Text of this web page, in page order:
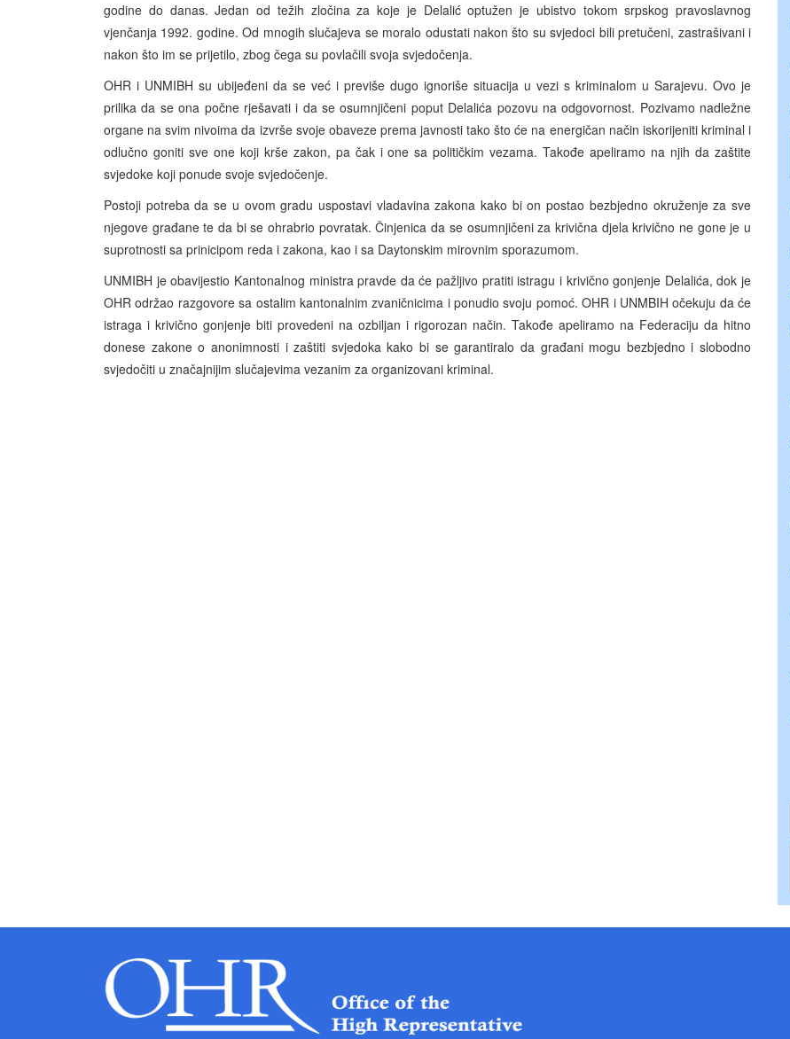
godine do danas. Jedan od težih zločina za koje je Delalić optužen je ubistvo tokom srpskog pravoslavnog
vjenčanja 1992. godine. Od mnogih slučajeva se moralo odustati nakon što su svjedoci bili pretučeni, zastrašivani i
nakon što im se prijetilo, zbog čega su povlačili svoja svjedočenja.
OHR i UNMIBH su ubijeđeni da se već i previše dugo ignoriše situacija u vezi s kriminalom u Sarajevu. Ovo je
prilika da se ona počne rješavati i da se osumnjičeni poput Delalića pozovu na odgovornost. Pozivamo nadležne
organe na svim nivoima da izvrše svoje obaveze prema javnosti tako što će na energičan način iskorijeniti kriminal i
odlučno goniti sve one koji krše zakon, pa čak i one sa političkim vezama. Takođe apeliramo na njih da zaštite
svjedoke koji ponude svoje svjedočenje.
Postoji potreba da se u ovom gradu uspostavi vladavina zakona kako bi on postao bezbjedno okruženje za sve
njegove građane te da bi se ohrabrio povratak. Činjenica da se osumnjičeni za krivična djela krivično ne gone je u
suprotnosti sa prinicipom reda i zakona, kao i sa Daytonskim mirovnim sporazumom.
UNMIBH je obavijestio Kantonalnog ministra pravde da će pažljivo pratiti istragu i krivično gonjenje Delalića, dok je
OHR održao razgovore sa ostalim kantonalnim zvaničnicima i ponudio svoju pomoć. OHR i UNMBIH očekuju da će
istraga i krivično gonjenje biti provedeni na ozbiljan i rigorozan način. Takođe apeliramo na Federaciju da hitno
donese zakone o anonimnosti i zaštiti svjedoka kako bi se garantiralo da građani mogu bezbjedno i slobodno
svjedočiti u značajnijim slučajevima vezanim za organizovani kriminal.